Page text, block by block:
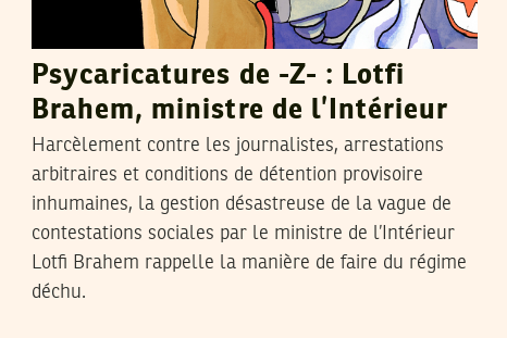
Psycaricatures de -Z- : Lotfi
Brahem, ministre de l’Intérieur
Harcèlement contre les journalistes, arrestations
arbitraires et conditions de détention provisoire
inhumaines, la gestion désastreuse de la vague de
contestations sociales par le ministre de l’Intérieur
Lotfi Brahem rappelle la manière de faire du régime
déchu.